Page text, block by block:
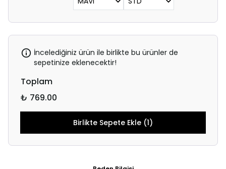
İncelediğiniz ürün ile birlikte bu ürünler de
sepetinize eklenecektir!
Toplam
₺ 769.00
Birlikte Sepete Ekle (1)